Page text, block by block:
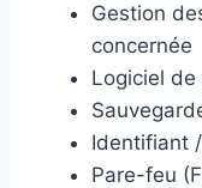
Gestion
concernée
Logiciel
Identifiant
Pare-feu